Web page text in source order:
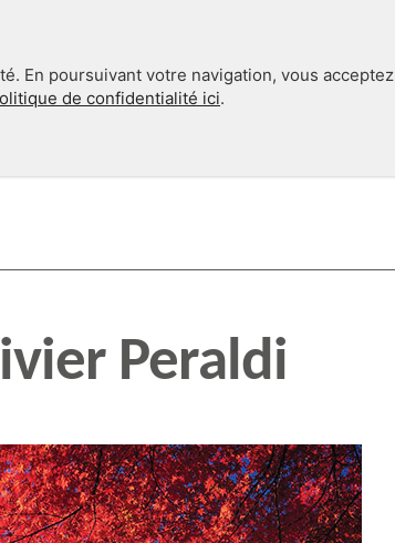
En poursuivant votre navigation, vous acceptez
de confidentialité ici.
Peraldi